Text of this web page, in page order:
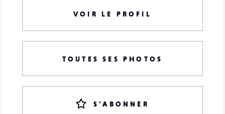
VOIR LE PROFIL
TOUTES SES PHOTOS
S'ABONNER